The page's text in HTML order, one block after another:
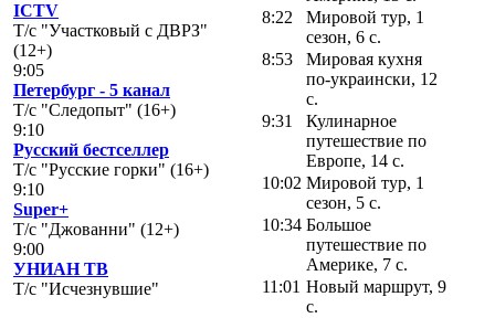
ICTV
Т/с "Участковый с ДВРЗ"
(12+)
9:05
Петербург - 5 канал
Т/с "Следопыт" (16+)
9:10
Русский бестселлер
Т/с "Русские горки" (16+)
9:10
Super+
Т/с "Джованни" (12+)
9:00
УНИАН ТВ
Т/с "Исчезнувшие"
8:22
Мировой тур, 1
сезон, 6 с.
8:53
Мировая кухня
по-украински, 12
с.
9:31
Кулинарное
путешествие по
Европе, 14 с.
10:02 Мировой тур, 1
сезон, 5 с.
10:34 Большое
путешествие по
Америке, 7 с.
11:01 Новый маршрут, 9
с.